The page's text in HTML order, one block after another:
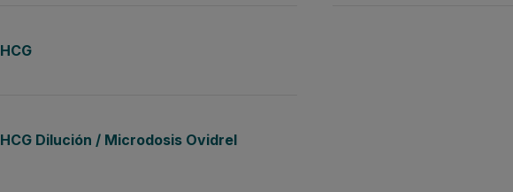
HCG
HCG Dilución / Microdosis Ovidrel